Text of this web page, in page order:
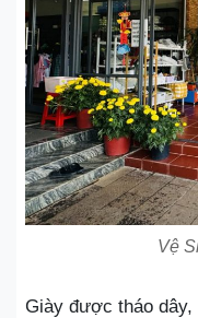
Vệ
Giày được tháo